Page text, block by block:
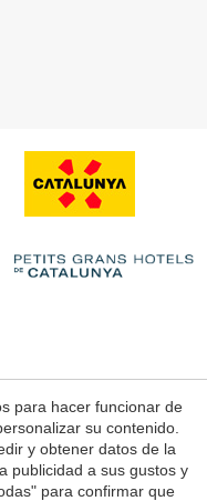
de la web
para hacer funcionar de
su contenido.
y obtener datos de la
publicidad a sus gustos y
para confirmar que